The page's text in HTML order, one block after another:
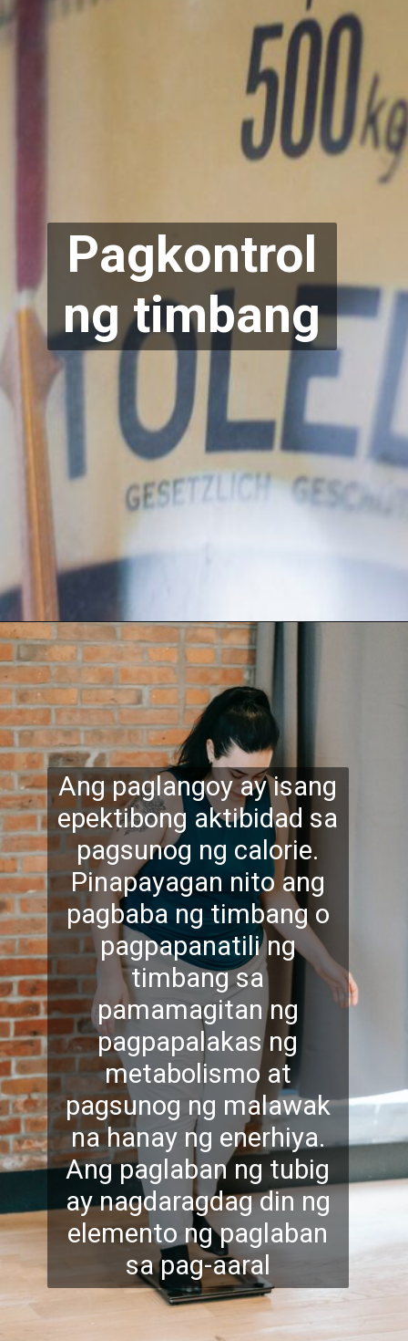
Pagkontrol
ng timbang
Ang paglangoy ay isang
epektibong aktibidad sa
pagsunog ng calorie.
Pinapayagan nito ang
pagbaba ng timbang o
pagpapanatili ng
timbang sa
pamamagitan ng
pagpapalakas ng
metabolismo at
pagsunog ng malawak
na hanay ng enerhiya.
Ang paglaban ng tubig
ay nagdaragdag din ng
elemento ng paglaban
sa pag-aaral